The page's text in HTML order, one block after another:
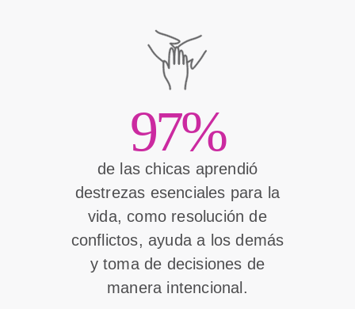
97%
de las chicas aprendió
destrezas esenciales para la
vida, como resolución de
conflictos, ayuda a los demás
y toma de decisiones de
manera intencional.